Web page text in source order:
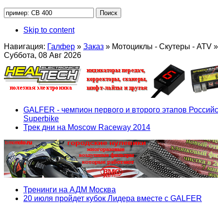
Skip to content
Навигация: Галфер » Заказ » Мотоциклы - Скутеры - ATV »
Суббота, 08 Авг 2026
GALFER - чемпион первого и второго этапов
Superbike
Трек дни на Moscow Raceway 2014
Тренинги на АДМ Москва
20 июля пройдет кубок Лидера вместе с GALFER